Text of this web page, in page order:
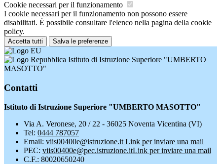
Cookie necessari per il funzionamento
I cookie necessari per il funzionamento non possono essere
disabilitati. È possibile consultare l'elenco nella pagina della cookie
policy.
Accetta tutti Salva le preferenze
Istituto di Istruzione Superiore "UMBERTO
MASOTTO"
Contatti
Istituto di Istruzione Superiore "UMBERTO MASOTTO"
Via A. Veronese, 20 / 22 - 36025 Noventa Vicentina (VI)
Tel: 0444 787057
Email: viis00400e@istruzione.it Link per inviare una mail
PEC: viis00400e@pec.istruzione.itLink per inviare una mail
C.F.: 80020650240